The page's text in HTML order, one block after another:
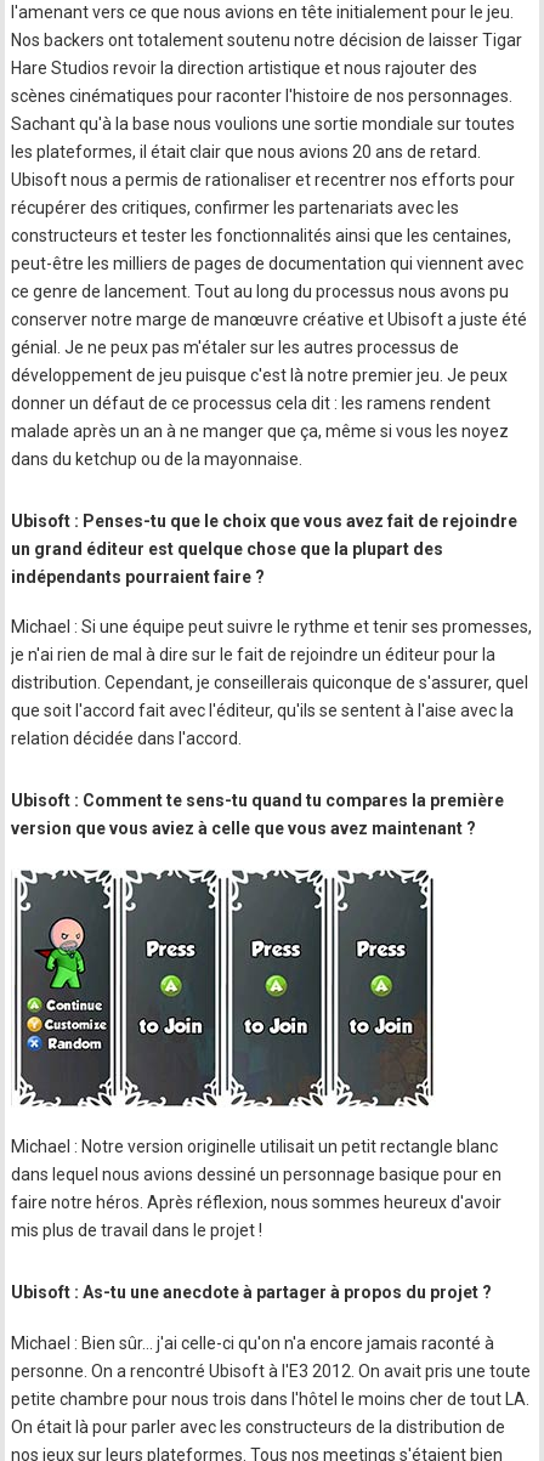
l'amenant vers ce que nous avions en tête initialement pour le jeu.
Nos backers ont totalement soutenu notre décision de laisser Tigar
Hare Studios revoir la direction artistique et nous rajouter des
scènes cinématiques pour raconter l'histoire de nos personnages.
Sachant qu'à la base nous voulions une sortie mondiale sur toutes
les plateformes, il était clair que nous avions 20 ans de retard.
Ubisoft nous a permis de rationaliser et recentrer nos efforts pour
récupérer des critiques, confirmer les partenariats avec les
constructeurs et tester les fonctionnalités ainsi que les centaines,
peut-être les milliers de pages de documentation qui viennent avec
ce genre de lancement. Tout au long du processus nous avons pu
conserver notre marge de manœuvre créative et Ubisoft a juste été
génial. Je ne peux pas m'étaler sur les autres processus de
développement de jeu puisque c'est là notre premier jeu. Je peux
donner un défaut de ce processus cela dit : les ramens rendent
malade après un an à ne manger que ça, même si vous les noyez
dans du ketchup ou de la mayonnaise.
Ubisoft : Penses-tu que le choix que vous avez fait de rejoindre
un grand éditeur est quelque chose que la plupart des
indépendants pourraient faire ?
Michael : Si une équipe peut suivre le rythme et tenir ses promesses,
je n'ai rien de mal à dire sur le fait de rejoindre un éditeur pour la
distribution. Cependant, je conseillerais quiconque de s'assurer, quel
que soit l'accord fait avec l'éditeur, qu'ils se sentent à l'aise avec la
relation décidée dans l'accord.
Ubisoft : Comment te sens-tu quand tu compares la première
version que vous aviez à celle que vous avez maintenant ?
Michael : Notre version originelle utilisait un petit rectangle blanc
dans lequel nous avions dessiné un personnage basique pour en
faire notre héros. Après réflexion, nous sommes heureux d'avoir
mis plus de travail dans le projet !
Ubisoft : As-tu une anecdote à partager à propos du projet ?
Michael : Bien sûr… j'ai celle-ci qu'on n'a encore jamais raconté à
personne. On a rencontré Ubisoft à l'E3 2012. On avait pris une toute
petite chambre pour nous trois dans l'hôtel le moins cher de tout LA.
On était là pour parler avec les constructeurs de la distribution de
nos jeux sur leurs plateformes. Tous nos meetings s'étaient bien